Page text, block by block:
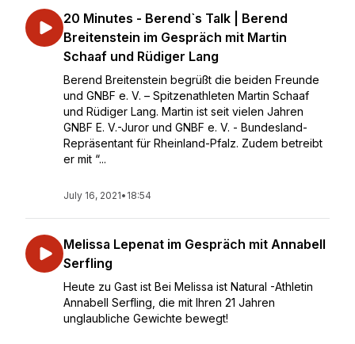
20 Minutes - Berend`s Talk | Berend
Breitenstein im Gespräch mit Martin
Schaaf und Rüdiger Lang
Berend Breitenstein begrüßt die beiden Freunde
und GNBF e. V. – Spitzenathleten Martin Schaaf
und Rüdiger Lang. Martin ist seit vielen Jahren
GNBF E. V.-Juror und GNBF e. V. - Bundesland-
Repräsentant für Rheinland-Pfalz. Zudem betreibt
er mit “...
July 16, 2021• 18:54
Melissa Lepenat im Gespräch mit Annabell
Serfling
Heute zu Gast ist Bei Melissa ist Natural -Athletin
Annabell Serfling, die mit Ihren 21 Jahren
unglaubliche Gewichte bewegt!